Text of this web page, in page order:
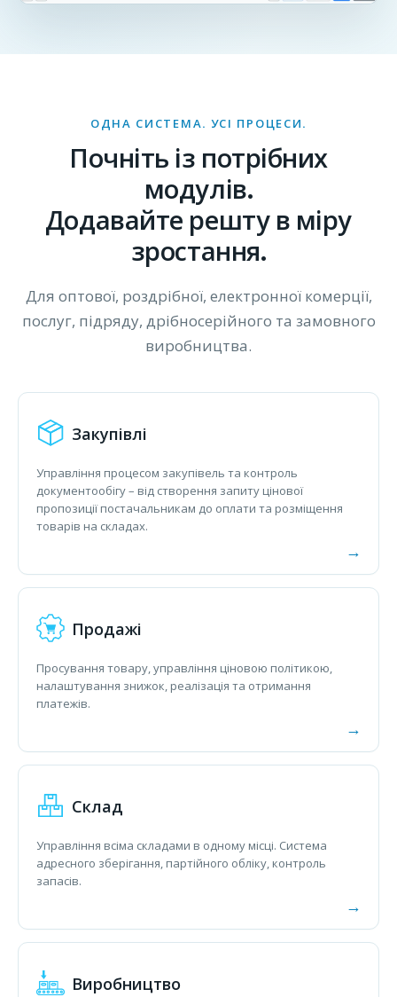
ОДНА СИСТЕМА. УСІ ПРОЦЕСИ.
Почніть із потрібних
модулів.
Додавайте решту в міру
зростання.
Для оптової, роздрібної, електронної комерції,
послуг, підряду, дрібносерійного та замовного
виробництва.
Закупівлі
Управління процесом закупівель та контроль
документообігу – від створення запиту цінової
пропозиції постачальникам до оплати та розміщення
товарів на складах.
Продажі
Просування товару, управління ціновою політикою,
налаштування знижок, реалізація та отримання
платежів.
Склад
Управління всіма складами в одному місці. Система
адресного зберігання, партійного обліку, контроль
запасів.
Виробництво